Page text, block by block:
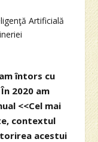
Artificială
întors cu
2020 am
<<Cel mai
contextul
acestui